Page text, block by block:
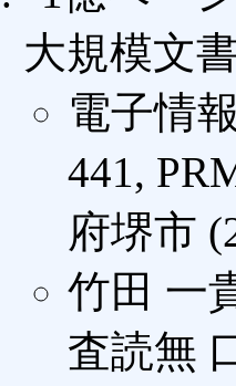
大規模文
電子情
441,
府堺市
竹田 一
査読無